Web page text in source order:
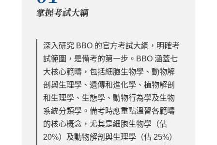
掌握考試大綱
深入研究 BBO 的官方考試大綱，明確考
試範圍，是備考的第一步。BBO 涵蓋七
大核心範疇，包括細胞生物學、動物解
剖與生理學、遺傳和進化學、植物解剖
和生理學、生態學、動物行為學及生物
系統分類學。備考時應重點溫習各範疇
的核心概念，尤其是細胞生物學（佔
20%）及動物解剖與生理學（佔 25%）